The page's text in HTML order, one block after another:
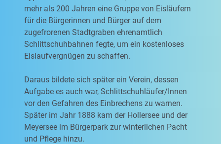
mehr als 200 Jahren eine Gruppe von Eisläufern
für die Bürgerinnen und Bürger auf dem
zugefrorenen Stadtgraben ehrenamtlich
Schlittschuhbahnen fegte, um ein kostenloses
Eislaufvergnügen zu schaffen.
Daraus bildete sich später ein Verein, dessen
Aufgabe es auch war, Schlittschuhläufer/Innen
vor den Gefahren des Einbrechens zu warnen.
Später im Jahr 1888 kam der Hollersee und der
Meyersee im Bürgerpark zur winterlichen Pacht
und Pflege hinzu.